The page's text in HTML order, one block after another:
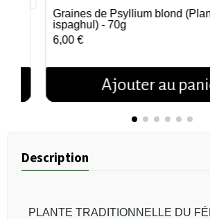
Aperçu rapide
Graines de Psyllium blond
ispaghul) - 70g
6,00 €
Ajouter au
Description
PLANTE TRADITIONNELLE DU